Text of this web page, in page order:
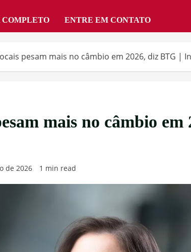
COMPLETO ENTRE EM CONTATO
pesam mais no câmbio em 2026, diz BTG |
mais no câmbio
de 2026 1 min read